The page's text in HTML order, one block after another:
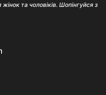
та чоловіків. Шопінгуйся з